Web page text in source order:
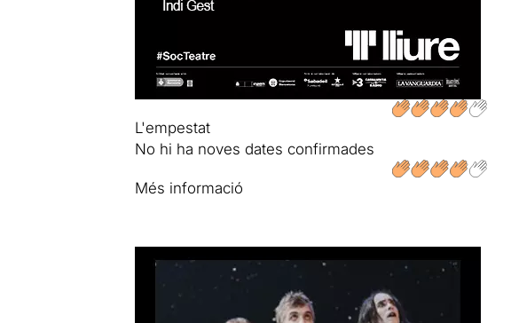
L'empestat
No hi ha noves dates confirmades
Més informació